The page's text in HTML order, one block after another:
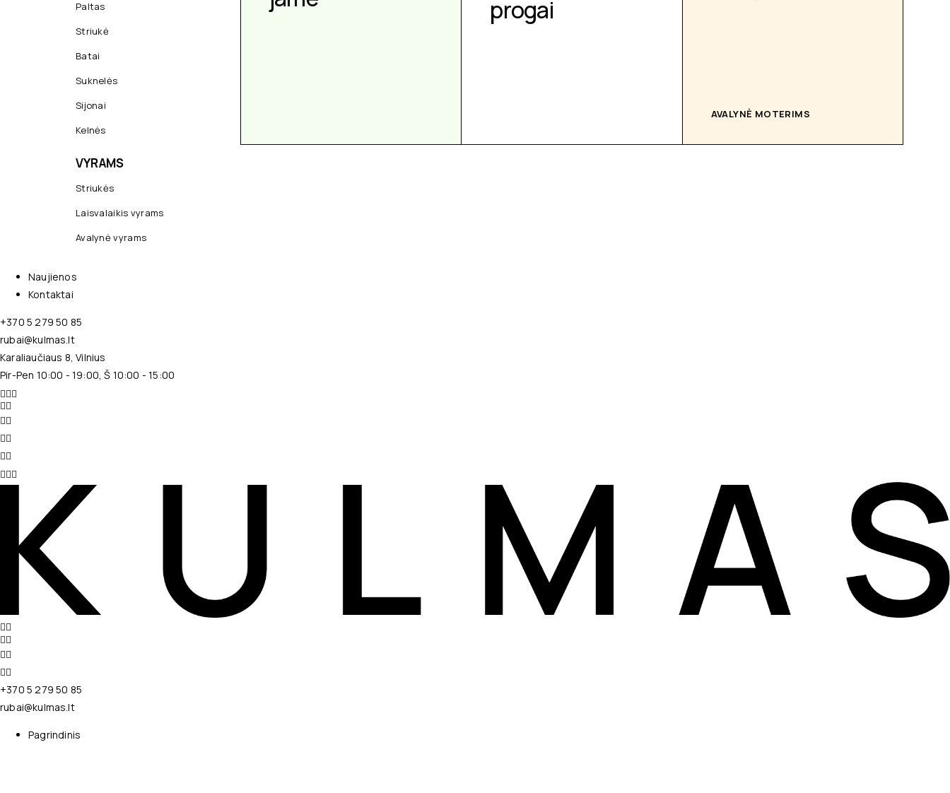
Paltas
Striukė
Batai
Suknelės
Sijonai
Kelnės
VYRAMS
Striukės
Laisvalaikis vyrams
Avalynė vyrams
progai
AVALYNĖ MOTERIMS
Naujienos
Kontaktai
+370 5 279 50 85
rubai@kulmas.lt
Karaliaučiaus 8, Vilnius
Pir-Pen 10:00 - 19:00, Š 10:00 - 15:00
+370 5 279 50 85
rubai@kulmas.lt
Pagrindinis